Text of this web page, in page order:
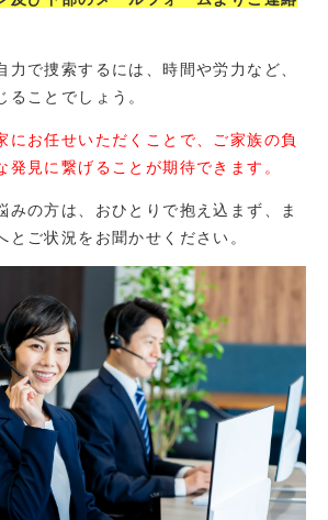
力で捜索するには、時間や労力など、
ることでしょう。
にお任せいただくことで、ご家族の負
発見に繋げることが期待できます。
みの方は、おひとりで抱え込まず、ま
とご状況をお聞かせください。